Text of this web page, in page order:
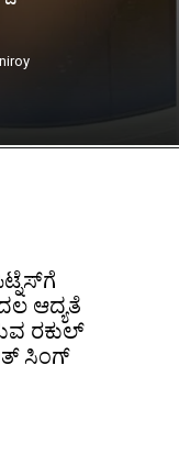
ಆದ್ಯತೆ
ರಕುಲ್
ಸಿಂಗ್